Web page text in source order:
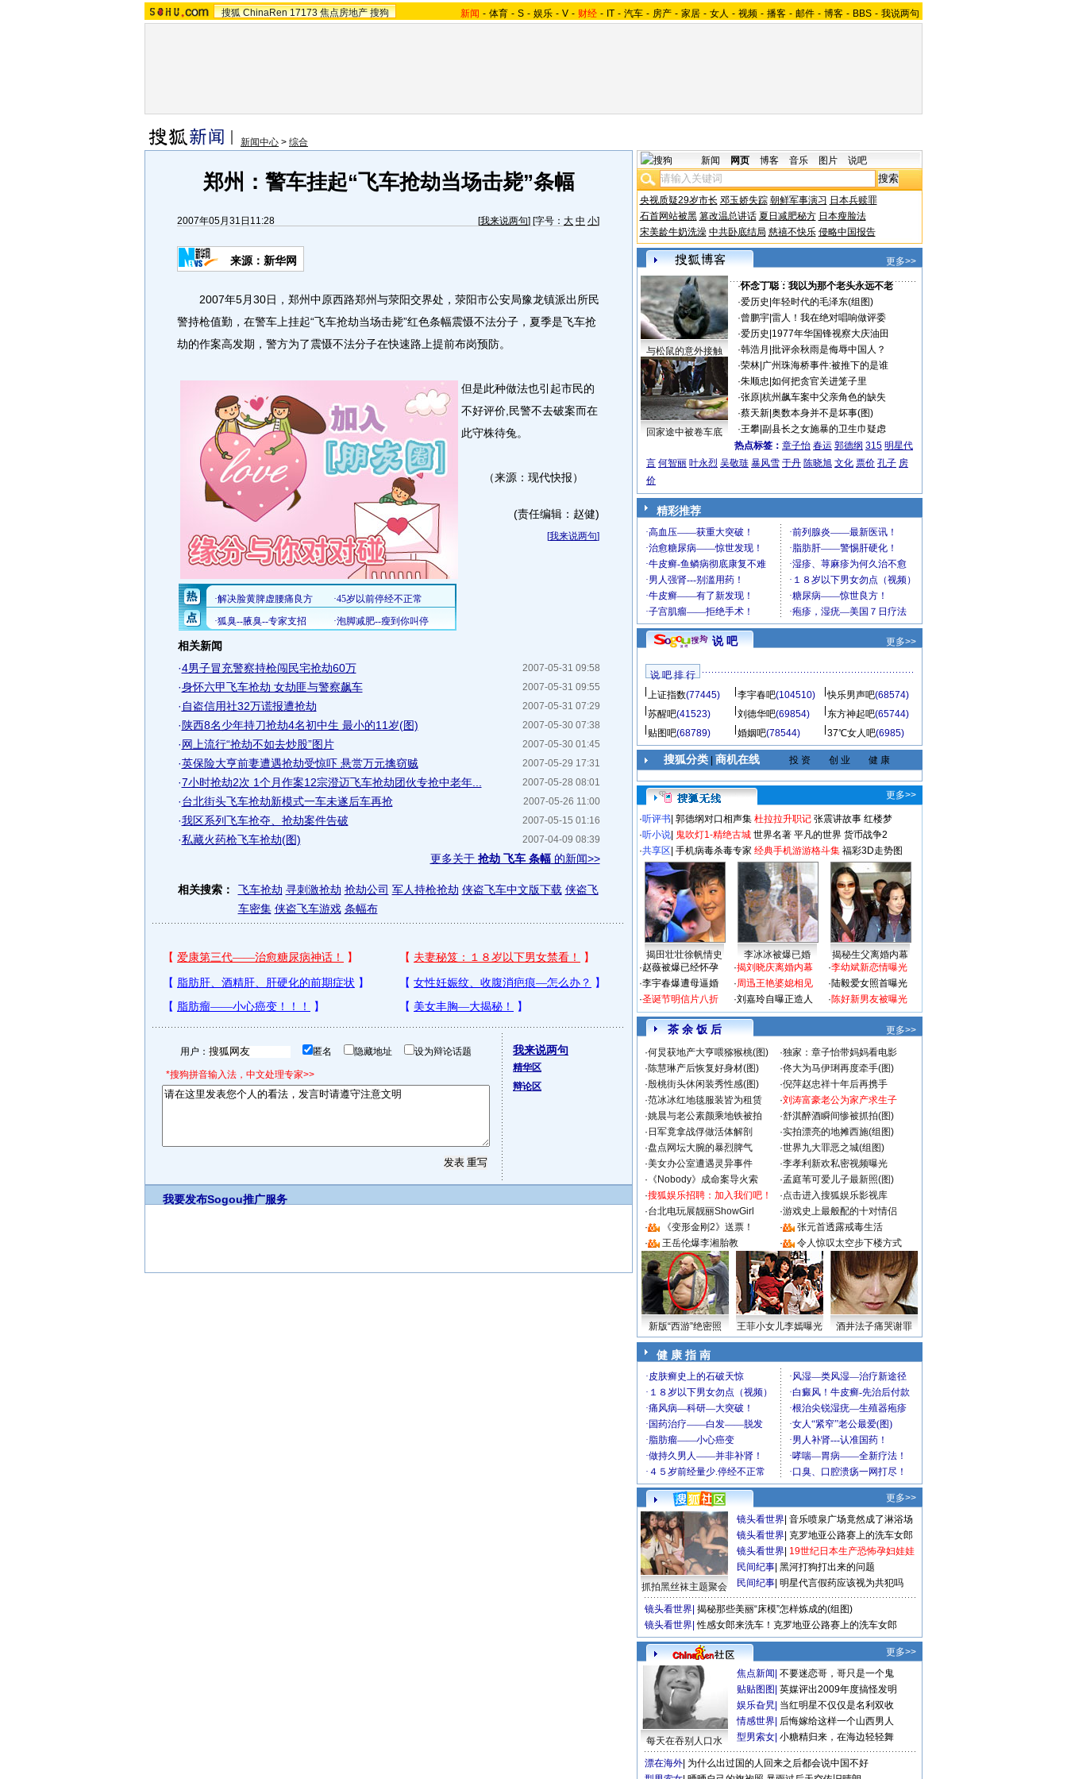
搜狐 ChinaRen 17173 焦点房地产 搜狗 新闻 - 体育 - S - 娱乐 - V - 财经 - IT - 汽车 - 房产 - 家居 - 女人 - 视频 - 播客 - 邮件 - 博客 - BBS - 我说两句
新闻中心 > 综合
郑州：警车挂起“飞车抢劫当场击毙”条幅
2007年05月31日11:28 [我来说两句] [字号： 大 中 小]
来源：新华网
2007年5月30日，郑州中原西路郑州与荥阳交界处，荥阳市公安局豫龙镇派出所民
警持枪值勤，在警车上挂起“飞车抢劫当场击毙”红色条幅震慑不法分子，夏季是飞车抢
劫的作案高发期，警方为了震慑不法分子在快速路上提前布岗预防。
但是此种做法也引起市民的
不好评价,民警不去破案而在
此守株待兔。
（来源：现代快报）
(责任编辑：赵健)
[我来说两句]
相关新闻
2007-05-31 09:58
·4男子冒充警察持枪闯民宅抢劫60万
2007-05-31 09:55
·身怀六甲飞车抢劫 女劫匪与警察飙车
2007-05-31 07:29
· 自盗信用社32万谎报遭抢劫
2007-05-30 07:38
· 陕西8名少年持刀抢劫4名初中生 最小的11岁(图)
2007-05-30 01:45
·网上流行“抢劫不如去炒股”图片
2007-05-29 17:31
·英保险大亨前妻遭遇抢劫受惊吓 悬赏万元擒窃贼
2007-05-28 08:01
·7小时抢劫2次 1个月作案12宗澄迈飞车抢劫团伙专抢中老年...
2007-05-26 11:00
·台北街头飞车抢劫新模式一车未遂后车再抢
2007-05-15 01:16
·我区系列飞车抢夺、抢劫案件告破
2007-04-09 08:39
·私藏火药枪飞车抢劫(图)
更多关于 抢劫 飞车 条幅的新闻>>
相关搜索： 飞车抢劫 寻刺激抢劫 抢劫公司 军人持枪抢劫 侠盗飞车中文版下载 侠盗飞
车密集 侠盗飞车游戏 条幅布
用户： 匿名 隐藏地址 设为辩论话题
*搜狗拼音输入法，中文处理专家>>
我来说两句
精华区
辩论区
我要发布Sogou推广服务
新闻 网页 博客 音乐 图片 说吧
央视质疑29岁市长 邓玉娇失踪 朝鲜军事演习 日本兵赎罪
石首网站被黑 篡改温总讲话 夏日减肥秘方 日本瘦脸法
宋美龄牛奶洗澡 中共卧底结局 慈禧不快乐 侵略中国报告
更多>>
与松鼠的意外接触
回家途中被卷车底
·怀念丁聪：我以为那个老头永远不老
·爱历史 年轻时代的毛泽东(组图)
·曾鹏宇| 雷人！我在绝对唱响做评委
·爱历史 1977年华国锋视察大庆油田
·韩浩月 批评余秋雨是侮辱中国人？
·荣林| 广州珠海桥事件:被推下的是谁
·朱顺忠 如何把贪官关进笼子里
·张原| 杭州飙车案中父亲角色的缺失
·蔡天新| 奥数本身并不是坏事(图)
·王攀| 副县长之女施暴的卫生巾疑虑
热点标签： 章子怡 春运 郭德纲 315 明星代
言 何智丽 叶永烈 吴敬琏 暴风雪 于丹 陈晓旭 文化 票价 孔子 房
价
精彩推荐
说 吧 更多>>
说 吧 排 行
上证指数(77445) 李宇春吧(104510) 快乐男声吧(68574)
苏醒吧(41523) 刘德华吧(69854) 东方神起吧(65744)
贴图吧(68789) 婚姻吧(78544) 37℃女人吧(6985)
搜狐分类| 商机在线 投 资 创 业 健 康
更多>>
·听评书 郭德纲对口相声集 杜拉拉升职记 张震讲故事 红楼梦
·听小说 鬼吹灯1-精绝古城 世界名著 平凡的世界 货币战争2
·共享区 手机病毒杀毒专家 经典手机游游格斗集 福彩3D走势图
揭田壮壮徐帆情史 李冰冰被爆已婚
揭秘生父离婚内幕
·赵薇被爆已经怀孕
·李宇春爆遭母逼婚
·圣诞节明信片八折
·揭刘晓庆离婚内幕
·周迅王艳婆媳相见
·刘嘉玲自曝正造人
·李幼斌新恋情曝光
·陆毅爱女照首曝光
·陈好新男友被曝光
茶 余 饭 后
更多>>
·何炅获地产大亨喂猕猴桃(图) ·独家：章子怡带妈妈看电影
·陈慧琳产后恢复好身材(图) ·佟大为马伊琍再度牵手(图)
·殷桃街头休闲装秀性感(图) ·倪萍赵忠祥十年后再携手
·范冰冰红地毯服装皆为租赁 ·刘涛富豪老公为家产求生子
·姚晨与老公素颜乘地铁被拍 ·舒淇醉酒瞬间惨被抓拍(图)
· 日军竟拿战俘做活体解剖 ·实拍漂亮的地摊西施(组图)
·盘点网坛大腕的暴烈脾气 ·世界九大罪恶之城(组图)
·美女办公室遭遇灵异事件 ·李孝利新欢私密视频曝光
· 《Nobody》成命案导火索 ·孟庭苇可爱儿子最新照(图)
·搜狐娱乐招聘：加入我们吧！ ·点击进入搜狐娱乐影视库
·台北电玩展靓丽ShowGirl ·游戏史上最般配的十对情侣
·
《变形金刚2》送票！ ·
张元首透露戒毒生活
·
王岳伦爆李湘胎教 · 令人惊叹太空步下楼方式
新版“西游”绝密照 王菲小女儿李嫣曝光 酒井法子痛哭谢罪
健 康 指 南
更多>>
抓拍黑丝袜主题聚会
镜头看世界 音乐喷泉广场竟然成了淋浴场
镜头看世界 克罗地亚公路赛上的洗车女郎
镜头看世界 19世纪日本生产恐怖孕妇娃娃
民间纪事 黑河打狗打出来的问题
民间纪事 明星代言假药应该视为共犯吗
镜头看世界 揭秘那些美丽“床模”怎样炼成的(组图)
镜头看世界 性感女郎来洗车！克罗地亚公路赛上的洗车女郎
更多>>
每天在吞别人口水
焦点新闻 不要迷恋哥，哥只是一个鬼
贴贴图图 英媒评出2009年度搞怪发明
娱乐旮旯 当红明星不仅仅是名利双收
情感世界 后悔嫁给这样一个山西男人
型男索女 小糖精归来，在海边轻轻舞
漂在海外 为什么出过国的人回来之后都会说中国不好